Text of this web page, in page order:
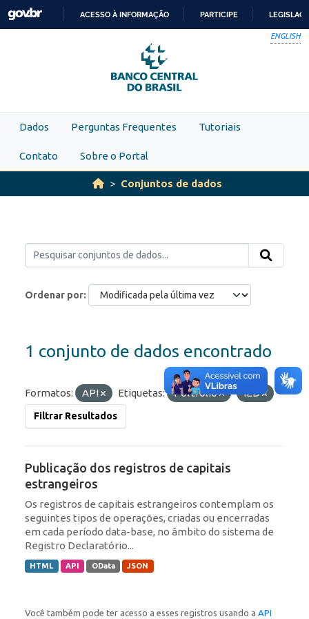
Skip to main content
PARA
O
CONTEÚDO
ACESSO À INFORMAÇÃO PARTICIPE
ENGLISH
Dados Perguntas Frequentes Tutoriais
Contato Sobre o Portal
Conjuntos de dados
Ordenar por
1 conjunto de dados encontrado
Formatos: API Etiquetas: Portfólio IED
Filtrar Resultados
Publicação dos registros de capitais
estrangeiros
Os registros de capitais estrangeiros contemplam os
seguintes tipos de operações, criadas ou encerradas
em cada período data-base, no âmbito do sistema de
Registro Declaratório...
HTML API OData JSON
Você também pode ter acesso a esses registros usando a API